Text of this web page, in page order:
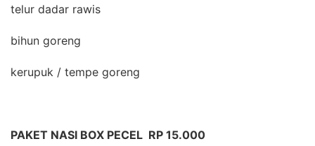
telur dadar rawis
bihun goreng
kerupuk / tempe goreng
PAKET NASI BOX PECEL RP 15.000